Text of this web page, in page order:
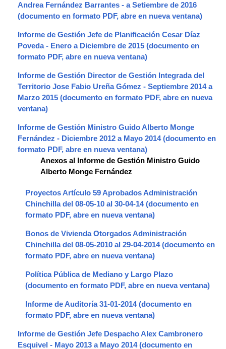
Andrea Fernández Barrantes - a Setiembre de 2016
Informe de Gestión Jefe de Planificación Cesar Díaz
Poveda - Enero a Diciembre de 2015
Informe de Gestión Director de Gestión Integrada del
Territorio Jose Fabio Ureña Gómez - Septiembre 2014 a
Marzo 2015
Informe de Gestión Ministro Guido Alberto Monge
Fernández - Diciembre 2012 a Mayo 2014
Anexos al Informe de Gestión Ministro Guido
Alberto Monge Fernández
Proyectos Artículo 59 Aprobados Administración
Chinchilla del 08-05-10 al 30-04-14
Bonos de Vivienda Otorgados Administración
Chinchilla del 08-05-2010 al 29-04-2014
Política Pública de Mediano y Largo Plazo
Informe de Auditoría 31-01-2014
Informe de Gestión Jefe Despacho Alex Cambronero
Esquivel - Mayo 2013 a Mayo 2014